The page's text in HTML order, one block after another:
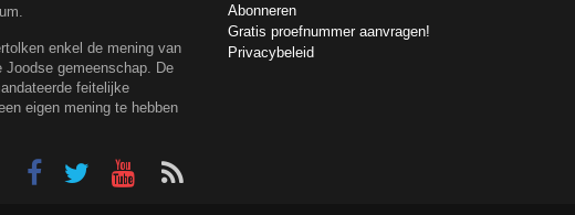
enkel de mening van
gemeenschap. De
feitelijke
eigen mening te hebben
Abonneren
Gratis proefnummer aanvragen!
Privacybeleid